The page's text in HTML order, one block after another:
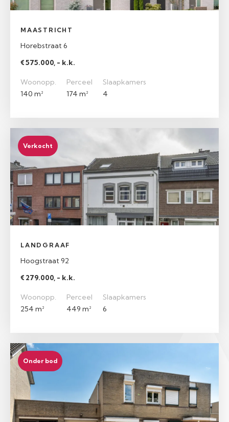
MAASTRICHT
Horebstraat 6
€ 575.000, - k.k.
Woonopp.
140 m²
Perceel
174 m²
Slaapkamers
4
Verkocht
LANDGRAAF
Hoogstraat 92
€ 279.000, - k.k.
Woonopp.
254 m²
Perceel
449 m²
Slaapkamers
6
Onder bod